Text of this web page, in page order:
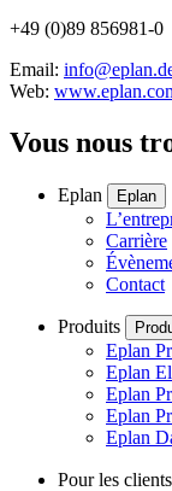
+49 (0)89 856981-0
Email:
Web:
Vous nous
Eplan Eplan
Carrière
Contact
Produits
Eplan
Eplan
Eplan
Eplan
Eplan
Pour les clients